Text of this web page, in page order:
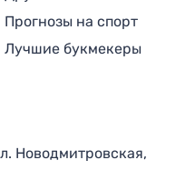
Прогнозы на спорт
Лучшие букмекеры
Новодмитровская,